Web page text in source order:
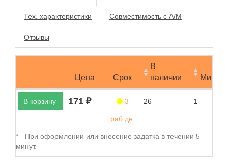
Тех. характеристики Совместимость с А/М
Отзывы
Цена Срок
В
наличии
В корзину 171 ₽ 3
раб.дн.
26 1
* - При оформлении или внесение задатка в течении 5
минут.